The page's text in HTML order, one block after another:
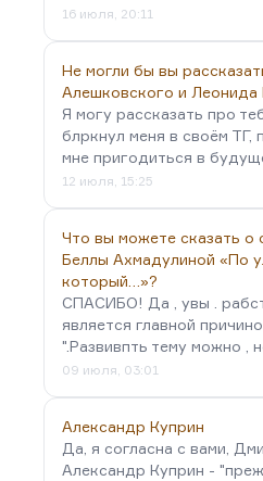
16 июля, 20:11
Не могли бы вы
Алешковского и Леонида
Я могу рассказать про
блркнул меня в своём ТГ,
мне пригодиться в
12 июля, 15:25
Что вы можете сказать о
Беллы Ахмадулиной «По
который…»?
СПАСИБО! Да , увы .
является главной
".Развивпть тему можно ,
09 июля, 03:01
Александр Куприн
Да, я согласна с вами,
Александр Куприн -